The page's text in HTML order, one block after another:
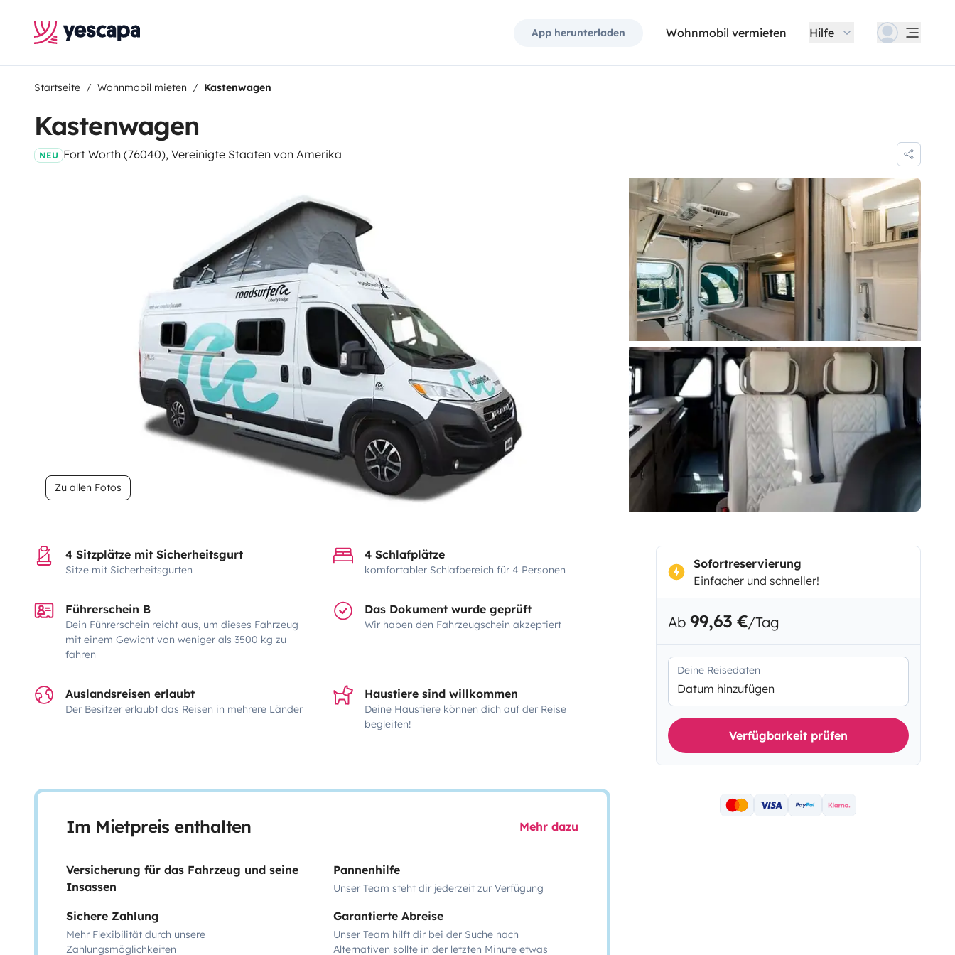
App herunterladen Wohnmobil vermieten Hilfe
Startseite Wohnmobil mieten Kastenwagen
Kastenwagen
NEU Fort Worth (76040), Vereinigte Staaten von Amerika
Zu allen Fotos
4 Sitzplätze mit Sicherheitsgurt
Sitze mit Sicherheitsgurten
4 Schlafplätze
komfortabler Schlafbereich für 4 Personen
Führerschein B
Dein Führerschein reicht aus, um dieses Fahrzeug
mit einem Gewicht von weniger als 3500 kg zu
fahren
Das Dokument wurde geprüft
Wir haben den Fahrzeugschein akzeptiert
Auslandsreisen erlaubt
Der Besitzer erlaubt das Reisen in mehrere Länder
Haustiere sind willkommen
Deine Haustiere können dich auf der Reise
begleiten!
Im Mietpreis enthalten Mehr dazu
Versicherung für das Fahrzeug und seine
Insassen
Pannenhilfe
Unser Team steht dir jederzeit zur Verfügung
Sichere Zahlung
Mehr Flexibilität durch unsere
Zahlungsmöglichkeiten
Garantierte Abreise
Unser Team hilft dir bei der Suche nach
Alternativen sollte in der letzten Minute etwas
Sofortreservierung
Einfacher und schneller!
Ab 99,63 €/Tag
Deine Reisedaten
Datum hinzufügen
Verfügbarkeit prüfen